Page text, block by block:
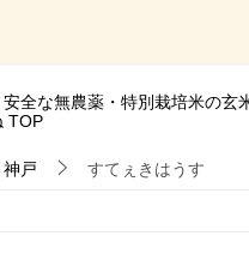
全な無農薬・特別栽培米の玄
TOP
戸 すてぇきはうす